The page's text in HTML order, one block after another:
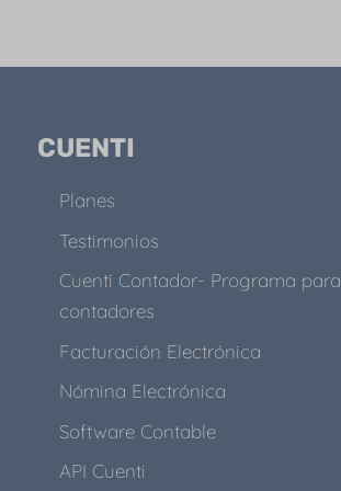
CUENTI
Planes
Testimonios
Cuenti Contador- Programa para
contadores
Facturación Electrónica
Nómina Electrónica
Software Contable
API Cuenti